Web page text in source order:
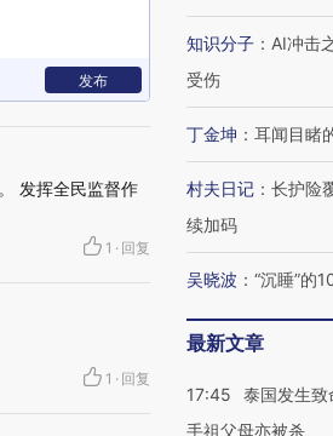
发布
发挥全民监督作
1 · 回复
1 · 回复
知识分子 ： AI冲击
受伤
丁金坤 ： 耳闻目睹
村夫日记 ： 长护险
续加码
吴晓波 ： “沉睡”的
最新文章
17:45
泰国发生
手祖父母亦被杀